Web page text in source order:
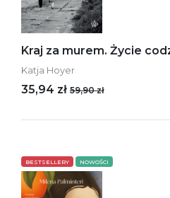
Kraj za murem. Życie
Katja Hoyer
35,94 zł 59,90 zł
BESTSELLERY NOWOŚCI